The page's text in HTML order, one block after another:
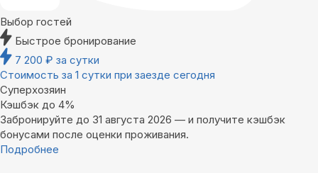
Выбор гостей
Быстрое бронирование
7 200 ₽ за сутки
Стоимость за 1 сутки при заезде сегодня
Суперхозяин
Кэшбэк до 4%
Забронируйте до 31 августа 2026 — и получите кэшбэк
бонусами после оценки проживания.
Подробнее